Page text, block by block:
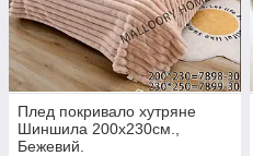
Плед покривало хутряне
Шиншила 200х230см.,
Бежевий.